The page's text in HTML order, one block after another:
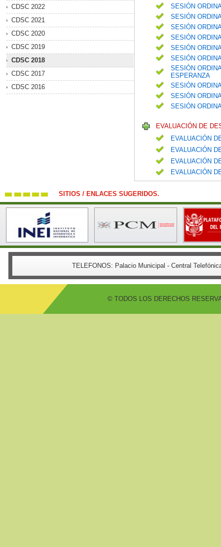
CDSC 2022
CDSC 2021
CDSC 2020
CDSC 2019
CDSC 2018
CDSC 2017
CDSC 2016
SESIÓN
SESIÓN
SESIÓN
SESIÓN
SESIÓN
SESIÓN
SESIÓN
ESPERANZA
SESIÓN
SESIÓN
SESIÓN
EVALUACIÓN DE
EVALUACIÓN
EVALUACIÓN
EVALUACIÓN
EVALUACIÓN
SITIOS / ENLACES SUGERIDOS.
TELEFONOS: Palacio Municipal - Central
© TODOS LOS DERECHOS